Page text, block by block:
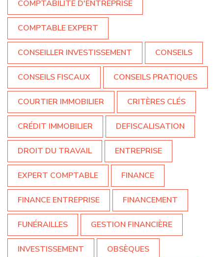
COMPTABILITÉ D'ENTREPRISE
COMPTABLE EXPERT
CONSEILLER INVESTISSEMENT CONSEILS
CONSEILS FISCAUX CONSEILS PRATIQUES
COURTIER IMMOBILIER CRITÈRES CLÉS
CRÉDIT IMMOBILIER DEFISCALISATION
DROIT DU TRAVAIL ENTREPRISE
EXPERT COMPTABLE FINANCE
FINANCE ENTREPRISE FINANCEMENT
FUNÉRAILLES GESTION FINANCIÈRE
INVESTISSEMENT OBSÈQUES